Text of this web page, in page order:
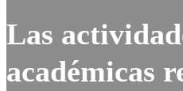
Las
académicas